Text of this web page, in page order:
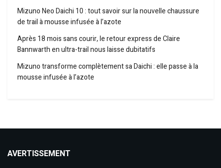
Mizuno Neo Daichi 10 : tout savoir sur la nouvelle chaussure
de trail à mousse infusée à l’azote
Après 18 mois sans courir, le retour express de Claire
Bannwarth en ultra-trail nous laisse dubitatifs
Mizuno transforme complètement sa Daichi : elle passe à la
mousse infusée à l’azote
AVERTISSEMENT